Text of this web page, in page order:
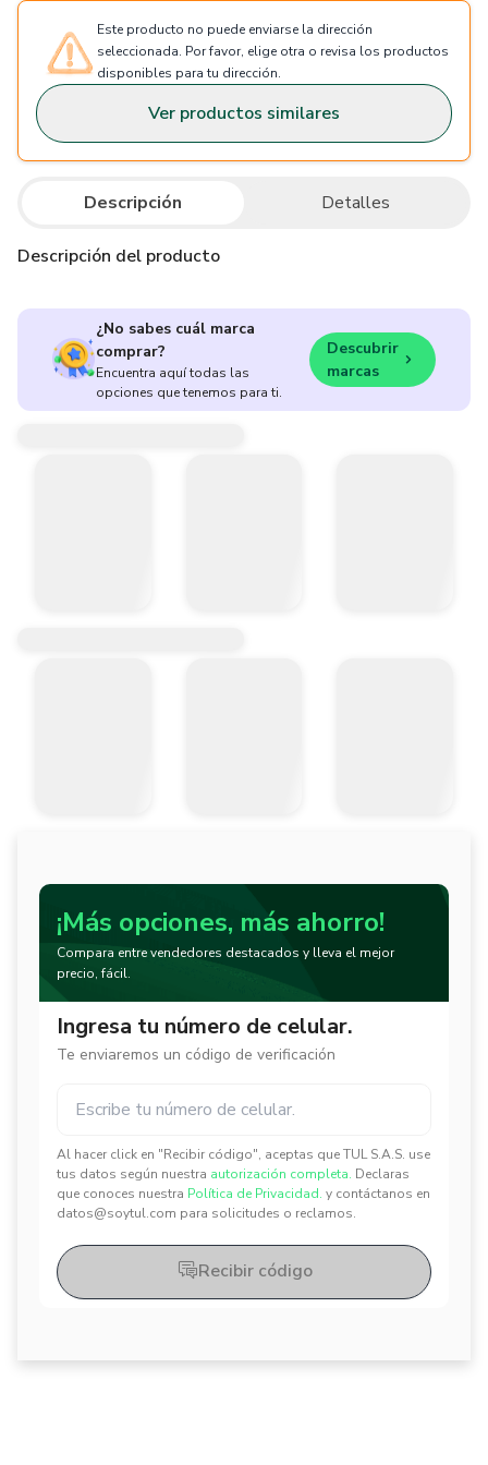
Este producto no puede enviarse la dirección
seleccionada. Por favor, elige otra o revisa los productos
disponibles para tu dirección.
Ver productos similares
Descripción Detalles
Descripción del producto
¿No sabes cuál marca
comprar?
Encuentra aquí todas las
opciones que tenemos para ti.
Descubrir
marcas
¡Más opciones, más ahorro!
Compara entre vendedores destacados y lleva el mejor
precio, fácil.
Ingresa tu número de celular.
Te enviaremos un código de verificación
Al hacer click en "Recibir código", aceptas que TUL S.A.S. use
tus datos según nuestra autorización completa. Declaras
que conoces nuestra Política de Privacidad. y contáctanos en
datos@soytul.com para solicitudes o reclamos.
✕
✕
Recibir código